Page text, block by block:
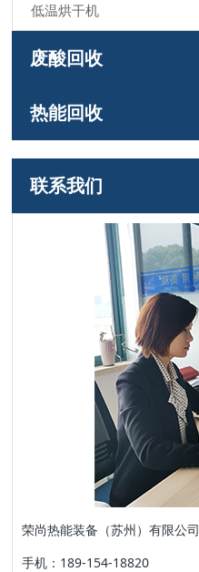
低温烘干机
废酸回收
热能回收
联系我们
荣尚热能装备（苏州）有限公司
手机：189-154-18820